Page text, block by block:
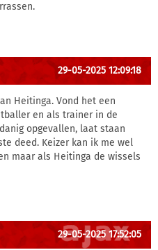
29-05-2025 12:09:18
Heitinga. Vond het een
en als trainer in de
opgevallen, laat staan
deed. Keizer kan ik me wel
maar als Heitinga de wissels
29-05-2025 17:52:05